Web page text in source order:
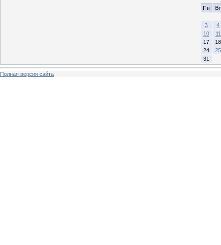
Пн
Вт
3
4
10
11
17
18
24
25
31
Полная версия сайта